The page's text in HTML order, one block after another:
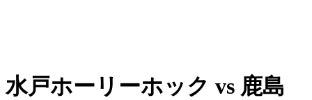
水戸ホーリーホック vs 鹿島